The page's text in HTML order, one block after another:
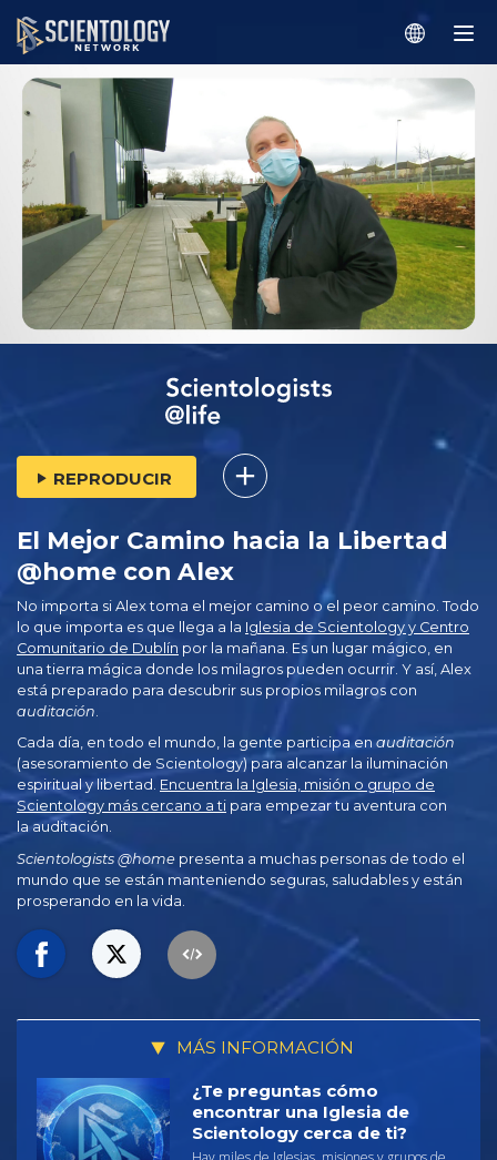
REPRODUCIR
El Mejor Camino hacia la Libertad
@home con Alex
No importa si Alex toma el mejor camino o el peor camino. Todo
lo que importa es que llega a la Iglesia de Scientology y Centro
Comunitario de Dublín por la mañana. Es un lugar mágico, en
una tierra mágica donde los milagros pueden ocurrir. Y así, Alex
está preparado para descubrir sus propios milagros con
auditación
Cada día, en todo el mundo, la gente participa en auditación
(asesoramiento de Scientology) para alcanzar la iluminación
espiritual y libertad. Encuentra la Iglesia, misión o grupo de
Scientology más cercano a ti para empezar tu aventura con
la auditación.
Scientologists @home presenta a muchas personas de todo el
mundo que se están manteniendo seguras, saludables y están
prosperando en la vida.
MÁS INFORMACIÓN
¿Te preguntas cómo
encontrar una Iglesia de
Scientology cerca de ti?